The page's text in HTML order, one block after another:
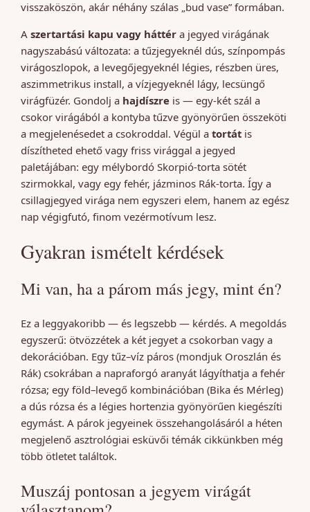
visszaköszön, akár néhány szálas „bud vase” formában.
A szertartási kapu vagy háttér a jegyed virágának
nagyszabású változata: a tűzjegyeknél dús, színpompás
virágoszlopok, a levegőjegyeknél légies, részben üres,
aszimmetrikus install, a vízjegyeknél lágy, lecsüngő
virágfüzér. Gondolj a hajdíszre is — egy-két szál a
csokor virágából a kontyba tűzve gyönyörűen összeköti
a megjelenésedet a csokroddal. Végül a tortát is
díszítheted ehető vagy friss virággal a jegyed
paletájában: egy mélybordó Skorpió-torta sötét
szirmokkal, vagy egy fehér, jázminos Rák-torta. Így a
csillagjegyed virága nem egyszeri elem, hanem az egész
nap végigfutó, finom vezérmotívum lesz.
Gyakran ismételt kérdések
Mi van, ha a párom más jegy, mint én?
Ez a leggyakoribb — és legszebb — kérdés. A megoldás
egyszerű: ötvözzétek a két jegyet a csokorban vagy a
dekorációban. Egy tűz–víz páros (mondjuk Oroszlán és
Rák) csokrában a napraforgó aranyát lágyíthatja a fehér
rózsa; egy föld–levegő kombinációban (Bika és Mérleg)
a dús rózsa és a légies hortenzia gyönyörűen kiegészíti
egymást. A párok jegyeinek összehangolásáról a héten
megjelenő asztrológiai esküvői témák cikkünkben még
több ötletet találtok.
Muszáj pontosan a jegyem virágát